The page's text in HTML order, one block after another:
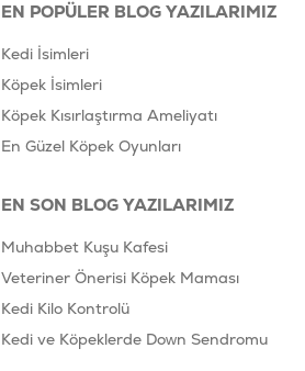
EN POPÜLER BLOG YAZILARIMIZ
Kedi İsimleri
Köpek İsimleri
Köpek Kısırlaştırma Ameliyatı
En Güzel Köpek Oyunları
EN SON BLOG YAZILARIMIZ
Muhabbet Kuşu Kafesi
Veteriner Önerisi Köpek Maması
Kedi Kilo Kontrolü
Kedi ve Köpeklerde Down Sendromu